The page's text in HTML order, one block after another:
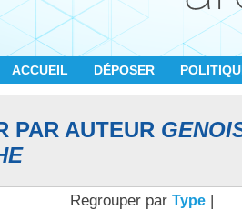
ACCUEIL DÉPOSER
PAR AUTEUR
Regrouper par Type |